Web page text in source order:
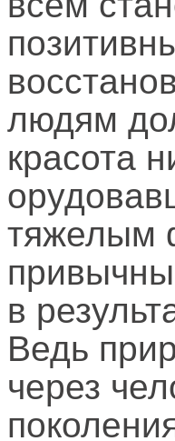
людям
красота
тяжелым
в
Ведь
через